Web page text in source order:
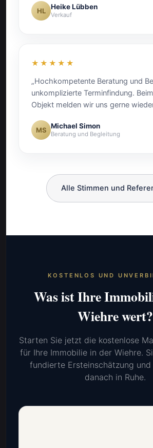
HL Heike Lübben
Verkauf
★★★★★
„Hochkompetente Beratung und
unkomplizierte Terminfindung.
Objekt melden wir uns gerne
MS Michael Simon
Beratung und Begleitung
Alle Stimmen und
KOSTENLOS UND
Was ist Ihre
Wiehre wert?
Starten Sie jetzt die kostenlose
für Ihre Immobilie in der Wiehre.
fundierte Ersteinschätzung und
danach in Ruhe.